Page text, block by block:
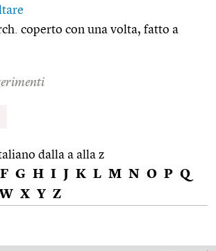
coperto con una volta, fatto a
dalla a alla z
F G H I J K L M N O P Q
W X Y Z